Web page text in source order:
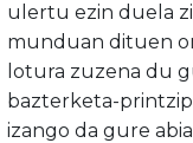
ulertu ezin duela
munduan dituen
lotura zuzena du
bazterketa-
izango da gure